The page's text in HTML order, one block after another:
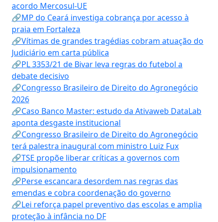
acordo Mercosul-UE
🔗MP do Ceará investiga cobrança por acesso à
praia em Fortaleza
🔗Vítimas de grandes tragédias cobram atuação do
Judiciário em carta pública
🔗PL 3353/21 de Bivar leva regras do futebol a
debate decisivo
🔗Congresso Brasileiro de Direito do Agronegócio
2026
🔗Caso Banco Master: estudo da Ativaweb DataLab
aponta desgaste institucional
🔗Congresso Brasileiro de Direito do Agronegócio
terá palestra inaugural com ministro Luiz Fux
🔗TSE propõe liberar críticas a governos com
impulsionamento
🔗Perse escancara desordem nas regras das
emendas e cobra coordenação do governo
🔗Lei reforça papel preventivo das escolas e amplia
proteção à infância no DF